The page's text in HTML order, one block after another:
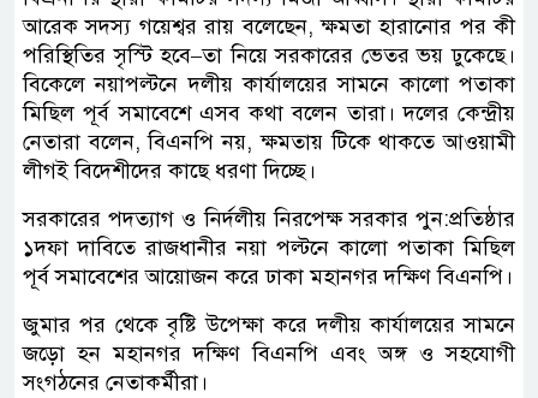
আরেক সদস্য গয়েশ্বর রায় বলেছেন, ক্ষমতা হারানোর পর কী
পরিস্থিতির সৃস্টি হবে–তা নিয়ে সরকারের ভেতর ভয় ঢুকেছে।
বিকেলে নয়াপল্টনে দলীয় কার্যালয়ের সামনে কালো পতাকা
মিছিল পূর্ব সমাবেশে এসব কথা বলেন তারা। দলের কেন্দ্রীয়
নেতারা বলেন, বিএনপি নয়, ক্ষমতায় টিকে থাকতে আওয়ামী
লীগই বিদেশীদের কাছে ধরণা দিচ্ছে।
সরকারের পদত্যাগ ও নির্দলীয় নিরপেক্ষ সরকার পুন:প্রতিষ্ঠার
১দফা দাবিতে রাজধানীর নয়া পল্টনে কালো পতাকা মিছিল
পূর্ব সমাবেশের আয়োজন করে ঢাকা মহানগর দক্ষিণ বিএনপি।
জুমার পর থেকে বৃষ্টি উপেক্ষা করে দলীয় কার্যালয়ের সামনে
জড়ো হন মহানগর দক্ষিণ বিএনপি এবং অঙ্গ ও সহযোগী
সংগঠনের নেতাকর্মীরা।